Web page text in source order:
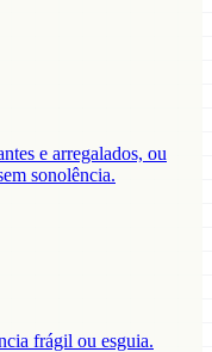
e arregalados, ou
sonolência.
frágil ou esguia.